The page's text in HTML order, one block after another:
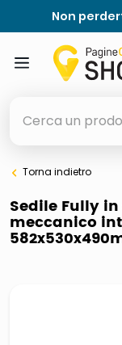
Non
elenchi telefonici
orologio
Torna indietro
Sedile Fully
meccanico